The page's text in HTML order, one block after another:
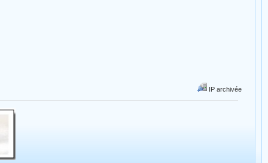
IP archivée